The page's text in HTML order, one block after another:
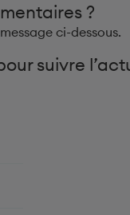
?
ci-dessous.
suivre